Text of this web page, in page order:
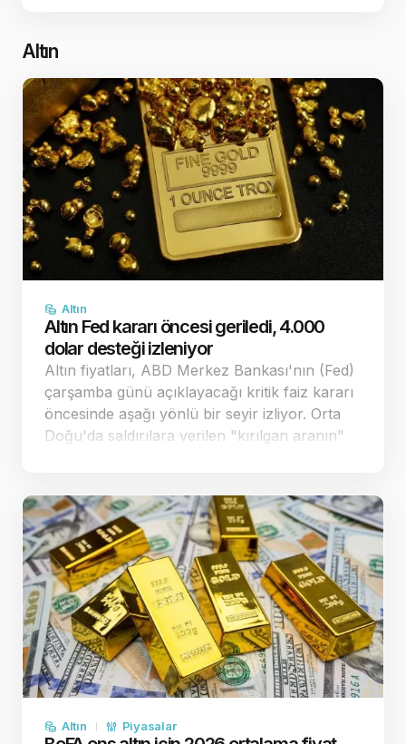
Altın
Altın
Altın Fed kararı öncesi geriledi, 4.000
dolar desteği izleniyor
Altın fiyatları, ABD Merkez Bankası'nın (Fed)
çarşamba günü açıklayacağı kritik faiz kararı
öncesinde aşağı yönlü bir seyir izliyor. Orta
Doğu'da saldırılara verilen "kırılgan aranın"
Altın Piyasalar